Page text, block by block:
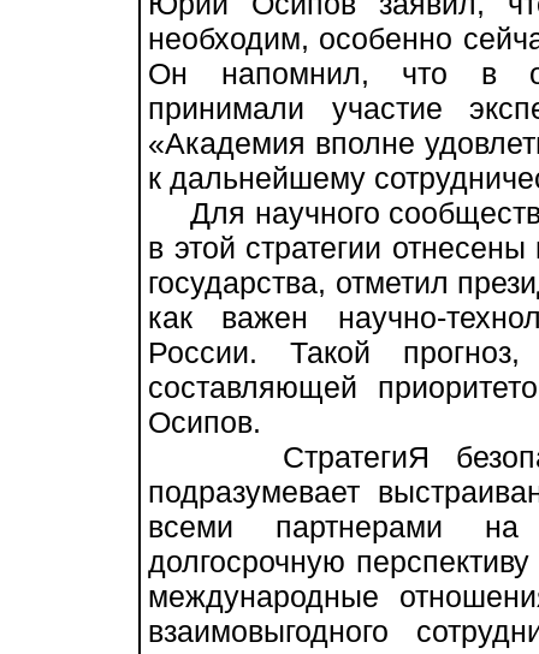
необходим, особенно
Он напомнил, что в
принимали участие
«Академия вполне
к дальнейшему
Для научного
в этой стратегии
государства, отметил
как важен научно-
России. Такой
составляющей
Осипов.
СтратегиЯ
подразумевает
всеми партнерами
долгосрочную
международные
взаимовыгодного